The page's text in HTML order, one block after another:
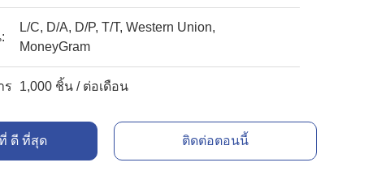
L/C, D/A, D/P, T/T, Western Union,
MoneyGram
ร
1,000 ชิ้น / ต่อเดือน
ดี ที่สุด ติดต่อตอนนี้